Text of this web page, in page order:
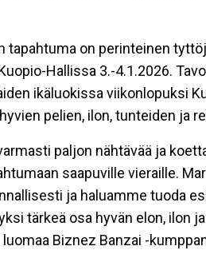
tapahtuma on perinteinen
Hallissa 3.-4.1.2026.
ikäluokissa viikonlopuksi
pelien, ilon, tunteiden ja
paljon nähtävää ja
saapuville vieraille.
ja haluamme tuoda
tärkeä osa hyvän elon, ilon
Biznez Banzai -